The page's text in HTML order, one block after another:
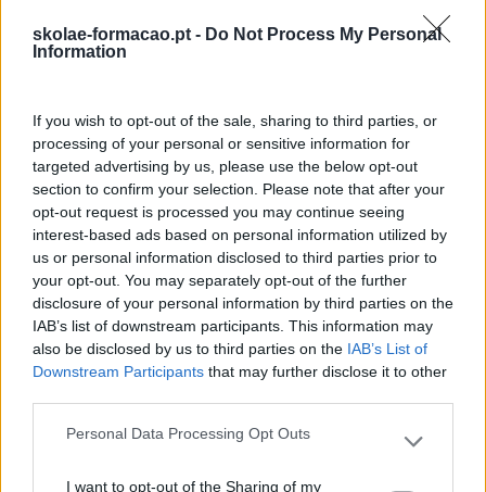
skolae-formacao.pt - Do Not Process My Personal
Information
If you wish to opt-out of the sale, sharing to third parties, or
processing of your personal or sensitive information for
targeted advertising by us, please use the below opt-out
section to confirm your selection. Please note that after your
opt-out request is processed you may continue seeing
interest-based ads based on personal information utilized by
us or personal information disclosed to third parties prior to
your opt-out. You may separately opt-out of the further
disclosure of your personal information by third parties on the
IAB’s list of downstream participants. This information may
also be disclosed by us to third parties on the IAB’s List of
Downstream Participants that may further disclose it to other
Please note that this website/app uses one or more Google
Personal Data Processing Opt Outs
I want to opt-out of the Sharing of my
Categorias Blog
Aprendizagem
Artigo De Opinião
Atendimento E Relação Cliente
Comunicação
Desenvolvimento